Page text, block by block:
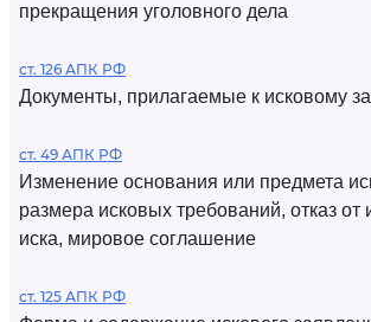
прекращения уголовного дела
ст. 126 АПК РФ
Документы, прилагаемые к исковому
ст. 49 АПК РФ
Изменение основания или предмета
размера исковых требований, отказ от
иска, мировое соглашение
ст. 125 АПК РФ